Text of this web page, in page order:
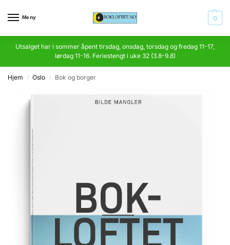
Meny 0
Utsalget har i sommer åpent tirsdag, onsdag, torsdag og fredag 11-17,
lørdag 11-16. Feriestengt i uke 32 (3.8-9.8)
Hjem / Oslo / Bok og borger